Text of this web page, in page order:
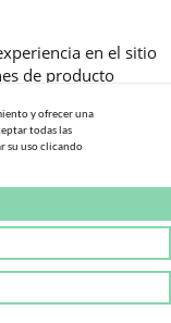
en el sitio
de producto
ayuda a mejorar aún
enviarle
web en nuestra
y ofrecer una
todas las
su uso clicando